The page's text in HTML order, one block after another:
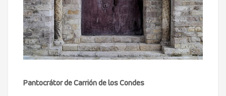
Pantocrátor de Carrión de los Condes